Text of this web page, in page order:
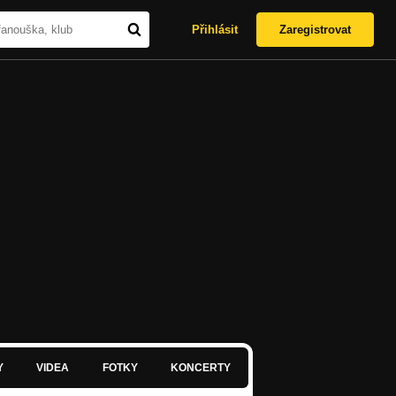
Přihlásit Zaregistrovat
VIDEA FOTKY KONCERTY